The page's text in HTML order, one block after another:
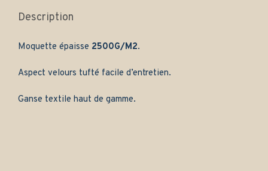
Description
Moquette épaisse 2500G/M2.
Aspect velours tufté facile d’entretien.
Ganse textile haut de gamme.